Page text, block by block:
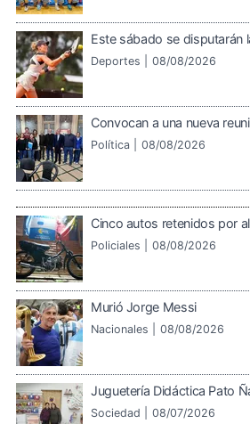
Este sábado se disputarán
Deportes | 08/08/2026
Convocan a una nueva
Política | 08/08/2026
Cinco autos retenidos por
Policiales | 08/08/2026
Murió Jorge Messi
Nacionales | 08/08/2026
Juguetería Didáctica Pato
Sociedad | 08/07/2026